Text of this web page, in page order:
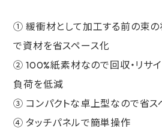
① 緩衝材として加工する前の束
で資材を省スペース化
② 100%紙素材なので回収・リサ
負荷を低減
③ コンパクトな卓上型なので省ス
④ タッチパネルで簡単操作